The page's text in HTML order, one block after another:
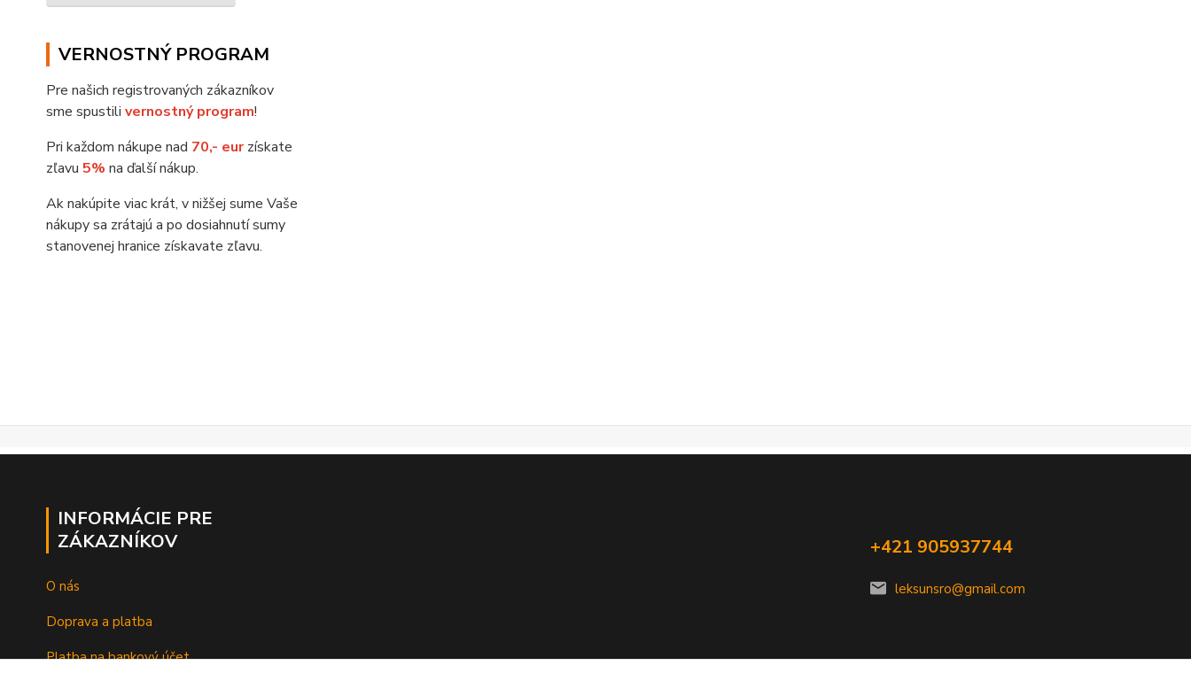
VERNOSTNÝ PROGRAM
Pre našich registrovaných zákazníkov
sme spustili vernostný program!
Pri každom nákupe nad 70,- eurzískate
zľavu 5% na ďalší nákup.
Ak nakúpite viac krát, v nižšej sume Vaše
nákupy sa zrátajú a po dosiahnutí sumy
stanovenej hranice získavate zľavu.
INFORMÁCIE PRE
ZÁKAZNÍKOV
O nás
Doprava a platba
Platba na bankový účet
+421 905937744
leksunsro@gmail.com